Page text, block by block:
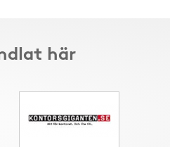
här